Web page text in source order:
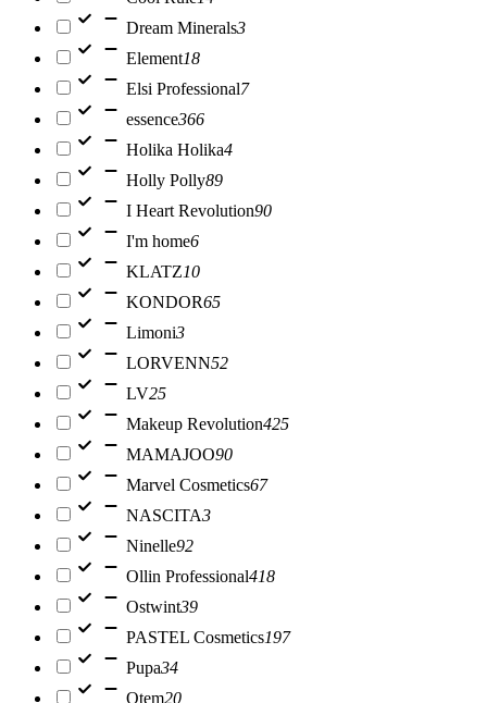
Dream Minerals3
Element18
Elsi Professional7
essence366
Holika Holika4
Holly Polly89
I Heart Revolution90
I'm home6
KLATZ10
KONDOR65
Limoni3
LORVENN52
LV25
Makeup Revolution425
MAMAJOO90
Marvel Cosmetics67
NASCITA3
Ninelle92
Ollin Professional418
Ostwint39
PASTEL Cosmetics197
Pupa34
Qtem20